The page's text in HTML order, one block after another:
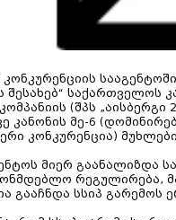
კონკურენციის
შესახებ“
(შპს „აისბერგი
კანონის მე-6
კონკურენცია)
მიერ გაანალიზდა
რეგულირება,
გააჩნდა სსიპ გარემოს